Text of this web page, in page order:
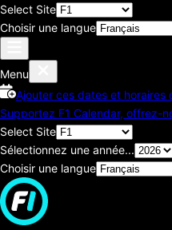
Select Site
Choisir une langue
Menu
Ajouter ces dates et horaires
Supportez F1 Calendar, offrez-
Select Site
Sélectionnez une année...
Choisir une langue